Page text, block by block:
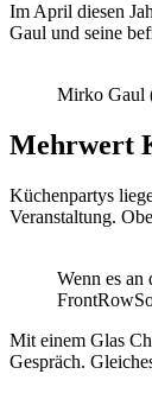
Im April diesen
Gaul und seine
Mirko Gaul
Mehrwert
Küchenpartys
Veranstaltung.
Wenn es an
Mit einem Glas
Gespräch.